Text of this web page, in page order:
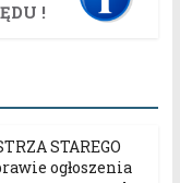
!
STAREGO
ogłoszenia